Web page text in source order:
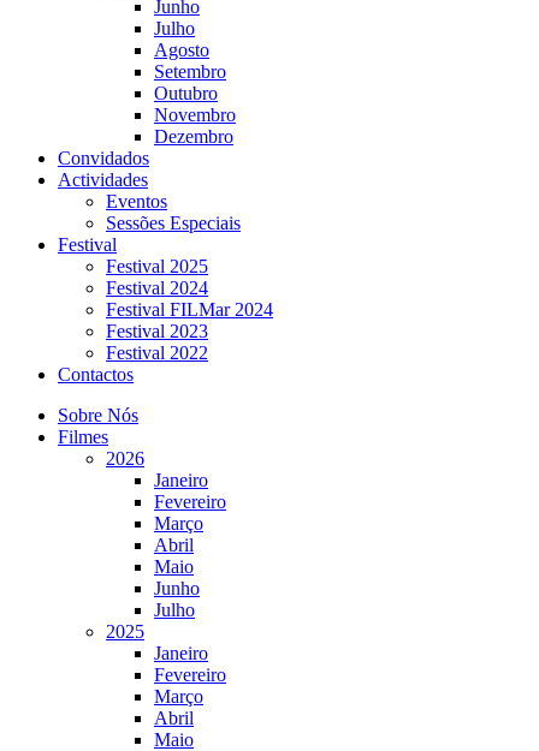
Junho
Julho
Agosto
Setembro
Outubro
Novembro
Dezembro
Convidados
Actividades
Eventos
Sessões Especiais
Festival
Festival 2025
Festival 2024
Festival FILMar 2024
Festival 2023
Festival 2022
Contactos
Sobre Nós
Filmes
2026
Janeiro
Fevereiro
Março
Abril
Maio
Junho
Julho
2025
Janeiro
Fevereiro
Março
Abril
Maio